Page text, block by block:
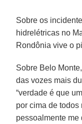
Sobre os
hidrelétricas no
Rondônia vive o
Sobre Belo
das vozes mais
“verdade é que
por cima de todos
pessoalmente me